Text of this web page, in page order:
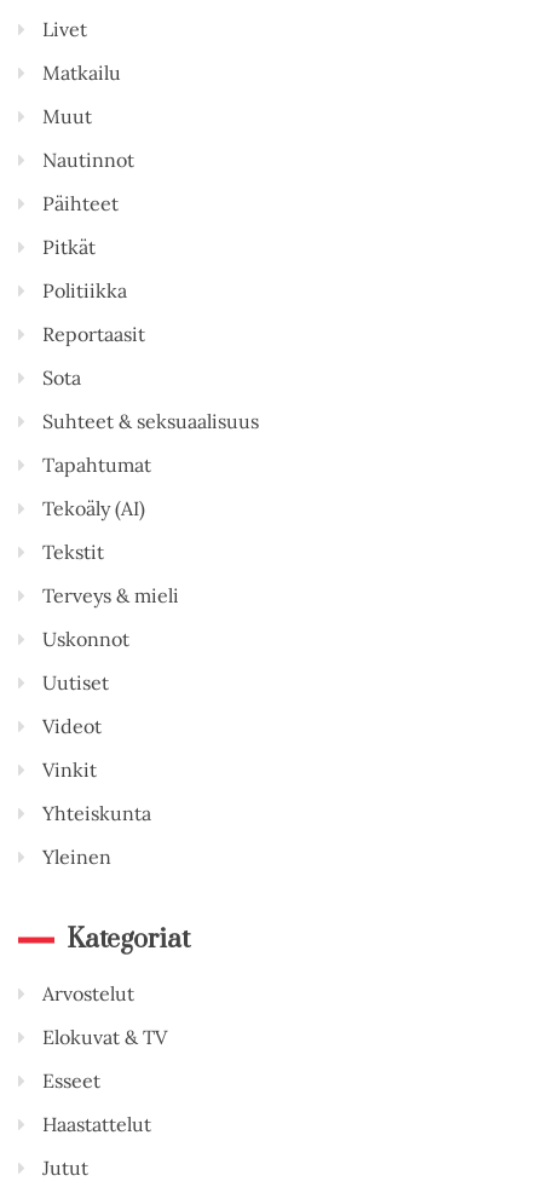
Livet
Matkailu
Muut
Nautinnot
Päihteet
Pitkät
Politiikka
Reportaasit
Sota
Suhteet & seksuaalisuus
Tapahtumat
Tekoäly (AI)
Tekstit
Terveys & mieli
Uskonnot
Uutiset
Videot
Vinkit
Yhteiskunta
Yleinen
Kategoriat
Arvostelut
Elokuvat & TV
Esseet
Haastattelut
Jutut